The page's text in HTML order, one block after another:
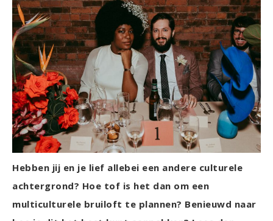
Hebben jij en je lief allebei een andere culturele
achtergrond? Hoe tof is het dan om een
multiculturele bruiloft te plannen? Benieuwd naar